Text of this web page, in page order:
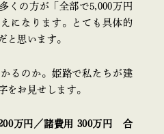
くの方が「全部で5,000万円
になります。とても具体的
と思います。
るのか。姫路で私たちが建
をお見せします。
万円／諸費用 300万円 合